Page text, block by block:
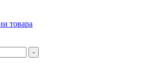
товара
-